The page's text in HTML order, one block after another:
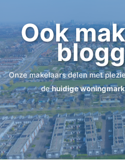
Ook
Onze makelaars delen met
dehuidige